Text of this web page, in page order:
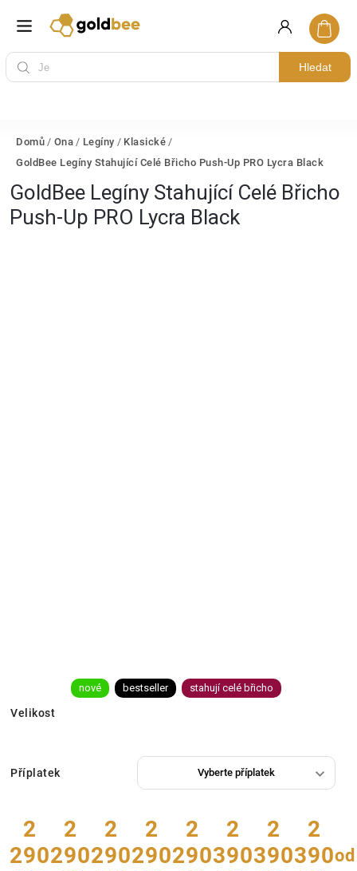
Hledat
Domů / Ona / Legíny / Klasické /
GoldBee Legíny Stahující Celé Břicho Push-Up PRO Lycra Black
GoldBee Legíny Stahující Celé Břicho
Push-Up PRO Lycra Black
nové bestseller stahují celé břicho
Velikost
Příplatek
2
290
2
290
2
290
2
290
2
290
2
390
2
390
2
390od